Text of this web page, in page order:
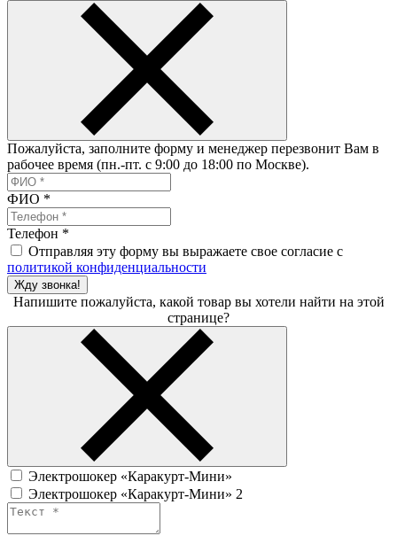
Пожалуйста, заполните форму и менеджер перезвонит Вам в
рабочее время (пн.-пт. с 9:00 до 18:00 по Москве).
ФИО *
Телефон *
Отправляя эту форму вы выражаете свое согласие с
политикой конфиденциальности
Жду звонка!
Напишите пожалуйста, какой товар вы хотели найти на этой
странице?
Электрошокер «Каракурт-Мини»
Электрошокер «Каракурт-Мини» 2